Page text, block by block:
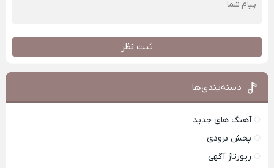
ثبت نظر
دسته‌بندی‌ها
آهنگ های جدید
پخش بزودی
رپورتاژ آگهی